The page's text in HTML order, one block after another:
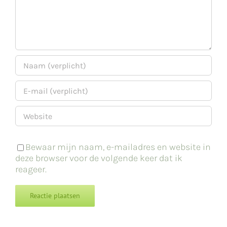
Bewaar mijn naam, e-mailadres en website in
deze browser voor de volgende keer dat ik
reageer.